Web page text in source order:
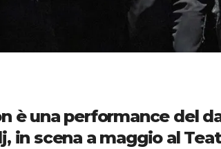
è una performance del
in scena a maggio al